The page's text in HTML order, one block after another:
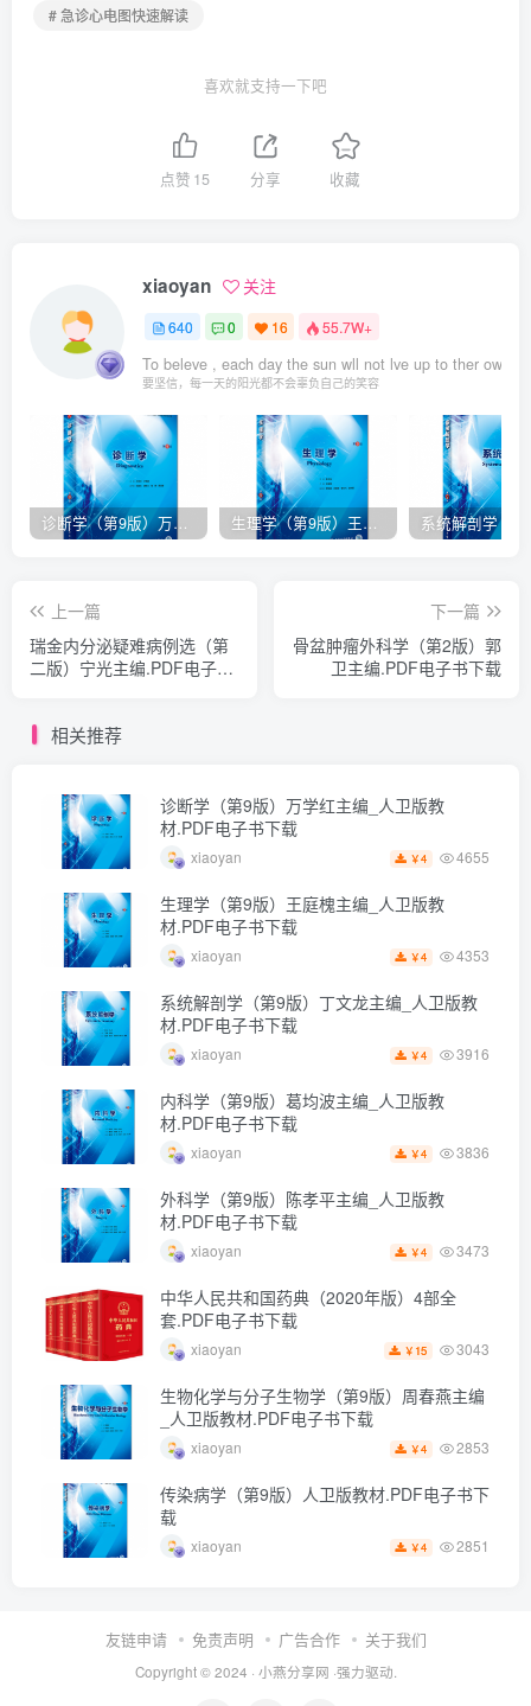
# 急诊心电图快速解读
喜欢就支持一下吧
点赞 15 分享 收藏
xiaoyan 关注
640 0 16 55.7W+
To beleve , each day the sun wll not lve up to ther own
要坚信，每一天的阳光都不会辜负自己的笑容
诊断学（第9版）万学红主编_人卫版教材.PDF电子书下载 生理学（第9版）王庭槐主编_人卫版教材.PDF电子书下载
上一篇
瑞金内分泌疑难病例选（第
二版）宁光主编.PDF电子书
下一篇
骨盆肿瘤外科学（第2版）郭
卫主编.PDF电子书下载
相关推荐
诊断学（第9版）万学红主编_人卫版教
材.PDF电子书下载
xiaoyan ￥4 4655
生理学（第9版）王庭槐主编_人卫版教
材.PDF电子书下载
xiaoyan ￥4 4353
系统解剖学（第9版）丁文龙主编_人卫版教
材.PDF电子书下载
xiaoyan ￥4 3916
内科学（第9版）葛均波主编_人卫版教
材.PDF电子书下载
xiaoyan ￥4 3836
外科学（第9版）陈孝平主编_人卫版教
材.PDF电子书下载
xiaoyan ￥4 3473
中华人民共和国药典（2020年版）4部全
套.PDF电子书下载
xiaoyan ￥ 15 3043
生物化学与分子生物学（第9版）周春燕主编
_人卫版教材.PDF电子书下载
xiaoyan ￥4 2853
传染病学（第9版）人卫版教材.PDF电子书下
载
xiaoyan ￥4 2851
友链申请 免责声明 广告合作 关于我们
Copyright © 2024 · 小燕分享网 ·强力驱动.